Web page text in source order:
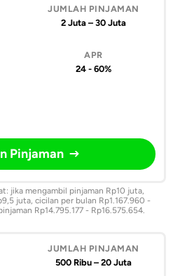
Lama
Pinjaman
APR
Minimal
umur
2 Juta – 30 Juta
24 - 60%
Pinjaman
jika mengambil pinjaman Rp10 juta,
juta, cicilan per bulan Rp1.167.960 -
Rp14.795.177 - Rp16.575.654.
500 Ribu – 20 Juta